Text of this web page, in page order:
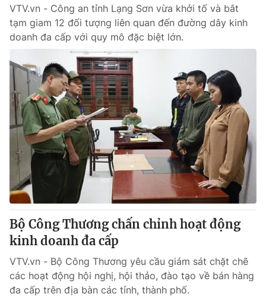
Pháp luật
Y tế
Thế giới
Tin tức
Thế giới đó đây
Câu chuyện quốc tế
Kinh tế
Tài chính
Thị trường
Góc doanh nghiệp
Dữ liệu và đời sống
Truyền hình
Phim VTV
Hậu trường
Nhân vật
Giải trí
Điện ảnh
Âm nhạc
Đời sống
VTV.vn - Công an tỉnh Lạng Sơn vừa khởi tố và bắt
tạm giam 12 đối tượng liên quan đến đường dây kinh
doanh đa cấp với quy mô đặc biệt lớn.
Bộ Công Thương chấn chỉnh hoạt động
kinh doanh đa cấp
VTV.vn - Bộ Công Thương yêu cầu giám sát chặt chẽ
các hoạt động hội nghị, hội thảo, đào tạo về bán hàng
đa cấp trên địa bàn các tỉnh, thành phố.